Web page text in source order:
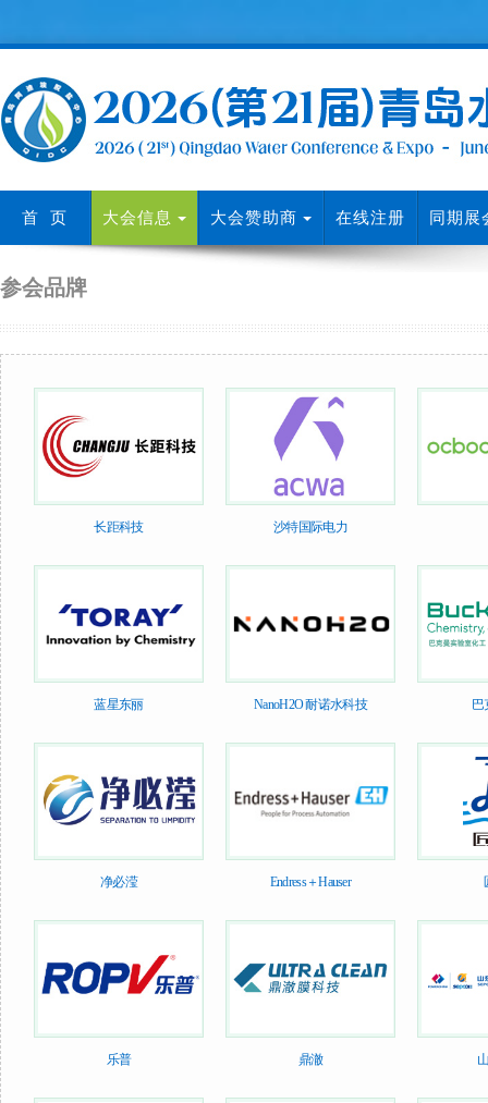
首 页 大会信息 大会赞助商 在线注册 同期
参会品牌
长距科技 沙特国际电力
蓝星东丽 NanoH2O 耐诺水科技 巴
净必滢 Endress＋Hauser
乐普 鼎澈